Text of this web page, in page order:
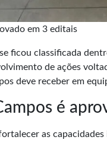
em 3 editais
ficou classificada
de ações
deve receber em
é
as